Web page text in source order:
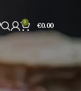
0 €0.00